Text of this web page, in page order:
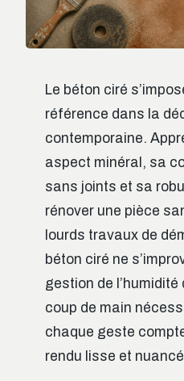
Le béton ciré
référence dans la
contemporaine.
aspect minéral, sa
sans joints et sa
rénover une pièce
lourds travaux de
béton ciré ne
gestion de l’humidité
coup de main
chaque geste
rendu lisse et